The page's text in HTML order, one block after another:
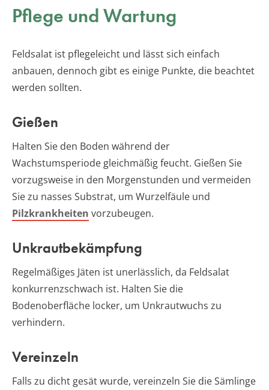
Pflege und Wartung
Feldsalat ist pflegeleicht und lässt sich einfach
anbauen, dennoch gibt es einige Punkte, die beachtet
werden sollten.
Gießen
Halten Sie den Boden während der
Wachstumsperiode gleichmäßig feucht. Gießen Sie
vorzugsweise in den Morgenstunden und vermeiden
Sie zu nasses Substrat, um Wurzelfäule und
Pilzkrankheiten vorzubeugen.
Unkrautbekämpfung
Regelmäßiges Jäten ist unerlässlich, da Feldsalat
konkurrenzschwach ist. Halten Sie die
Bodenoberfläche locker, um Unkrautwuchs zu
verhindern.
Vereinzeln
Falls zu dicht gesät wurde, vereinzeln Sie die Sämlinge